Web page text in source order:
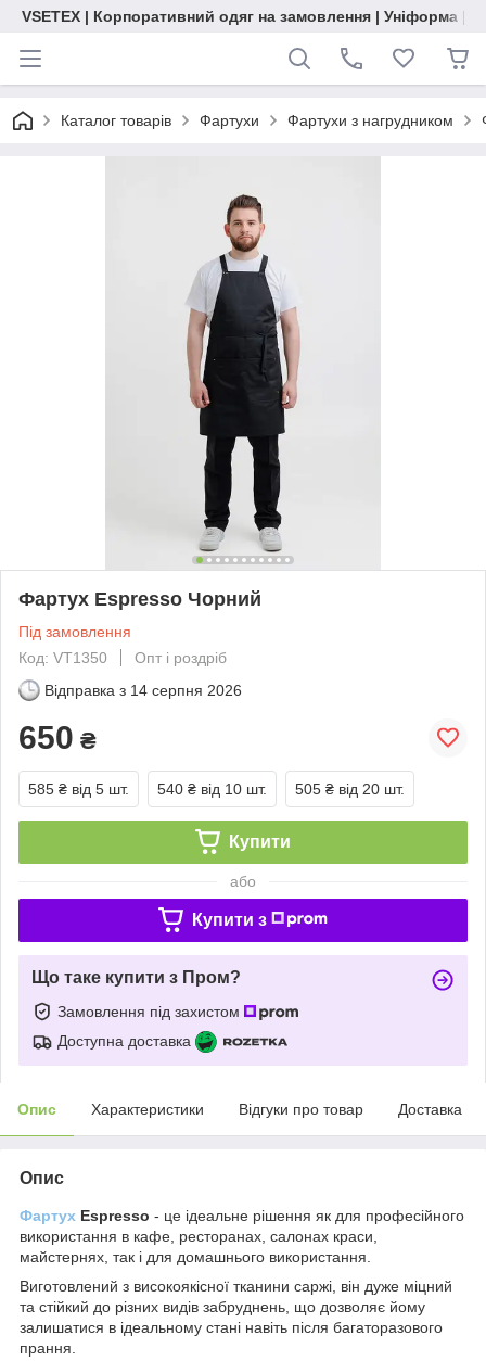
VSETEX | Корпоративний одяг на замовлення | Уніформа |
Каталог товарів Фартухи Фартухи з нагрудником
Фартух Espresso Чорний
Під замовлення
Код: VT1350
Опт і роздріб
Відправка з 14 серпня 2026
650 ₴
585 ₴ від 5 шт. 540 ₴ від 10 шт. 505 ₴ від 20 шт.
Купити
або
Купити з
Що таке купити з Пром?
Замовлення під захистом
Доступна доставка
Опис Характеристики Відгуки про товар Доставка
Опис
Фартух Espresso - це ідеальне рішення як для професійного
використання в кафе, ресторанах, салонах краси,
майстернях, так і для домашнього використання.
Виготовлений з високоякісної тканини саржі, він дуже міцний
та стійкий до різних видів забруднень, що дозволяє йому
залишатися в ідеальному стані навіть після багаторазового
прання.